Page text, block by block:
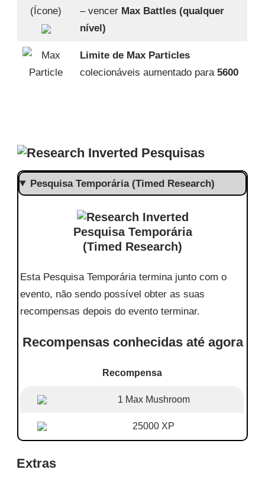
– vencer Max Battles (qualquer
nível)
Limite de Max Particles
colecionáveis aumentado para5600
Pesquisas
Pesquisa Temporária (Timed Research)
Pesquisa Temporária
(Timed Research)
Esta Pesquisa Temporária termina junto com o
evento, não sendo possível obter as suas
recompensas depois do evento terminar.
Recompensas conhecidas até agora
Recompensa
1 Max Mushroom
25000 XP
Extras